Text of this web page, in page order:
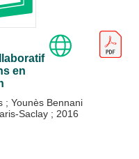
en
; Younès Bennani
Saclay ; 2016